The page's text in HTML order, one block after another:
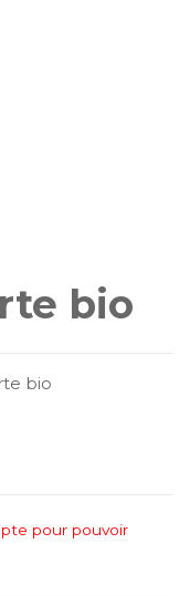
bio
bio
pour pouvoir